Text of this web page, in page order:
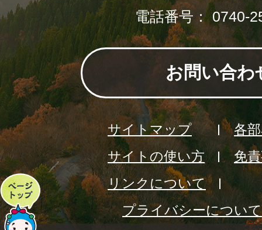
ペ
ー
電話番号： 0740-
お問い合わ
サイトマップ
各
サイトの使い方
免
リンクについて
プライバシーについて